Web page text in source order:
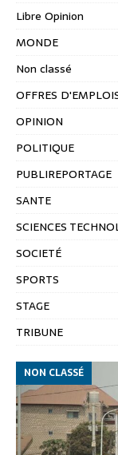
Libre Opinion
MONDE
Non classé
OFFRES
OPINION
POLITIQUE
PUBLIREPORTAGE
SANTE
SCIENCES
SOCIETÉ
SPORTS
STAGE
TRIBUNE
NON CLASSÉ